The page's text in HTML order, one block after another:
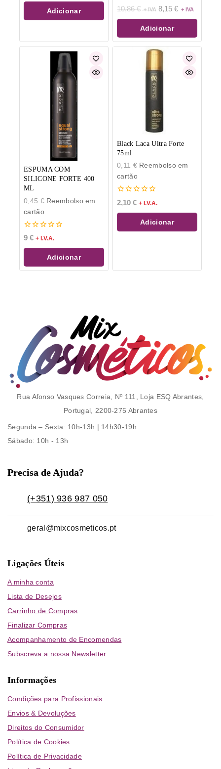
5
Adicionar
0
de
5
10,86€ 8,15 €
Adicionar
ESPUMA COM
SILICONE FORTE 400
ML
0,45 €Reembolso em
cartão
0
de
5
9 € + I.V.A.
Adicionar
Black Laca Ultra Forte
75ml
0,11 €Reembolso em
cartão
0
de
5
2,10 € + I.V.A.
Adicionar
Rua Afonso Vasques Correia, Nº 111, Loja ESQ Abrantes,
Portugal, 2200-275 Abrantes
Segunda – Sexta: 10h-13h | 14h30-19h
Sábado: 10h - 13h
Precisa de Ajuda?
(+351) 936 987 050
geral@mixcosmeticos.pt
Ligações Úteis
A minha conta
Lista de Desejos
Carrinho de Compras
Finalizar Compras
Acompanhamento de Encomendas
Subscreva a nossa Newsletter
Informações
Condições para Profissionais
Envios & Devoluções
Direitos do Consumidor
Política de Cookies
Política de Privacidade